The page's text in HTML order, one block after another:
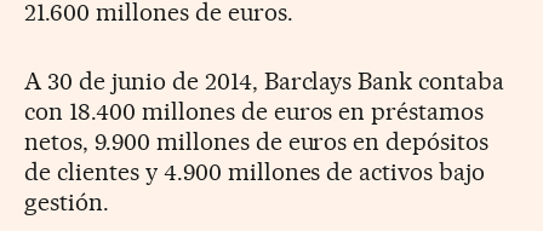
21.600 millones de euros.
A 30 de junio de 2014, Barclays Bank contaba
con 18.400 millones de euros en préstamos
netos, 9.900 millones de euros en depósitos
de clientes y 4.900 millones de activos bajo
gestión.